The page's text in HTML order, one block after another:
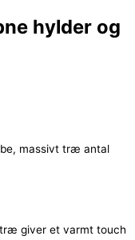
hylder og
massivt træ antal
træ giver et varmt touch